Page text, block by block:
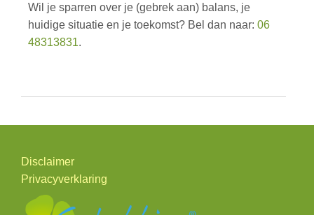
Wil je sparren over je (gebrek aan) balans, je
huidige situatie en je toekomst? Bel dan naar: 06
48313831.
Disclaimer
Privacyverklaring